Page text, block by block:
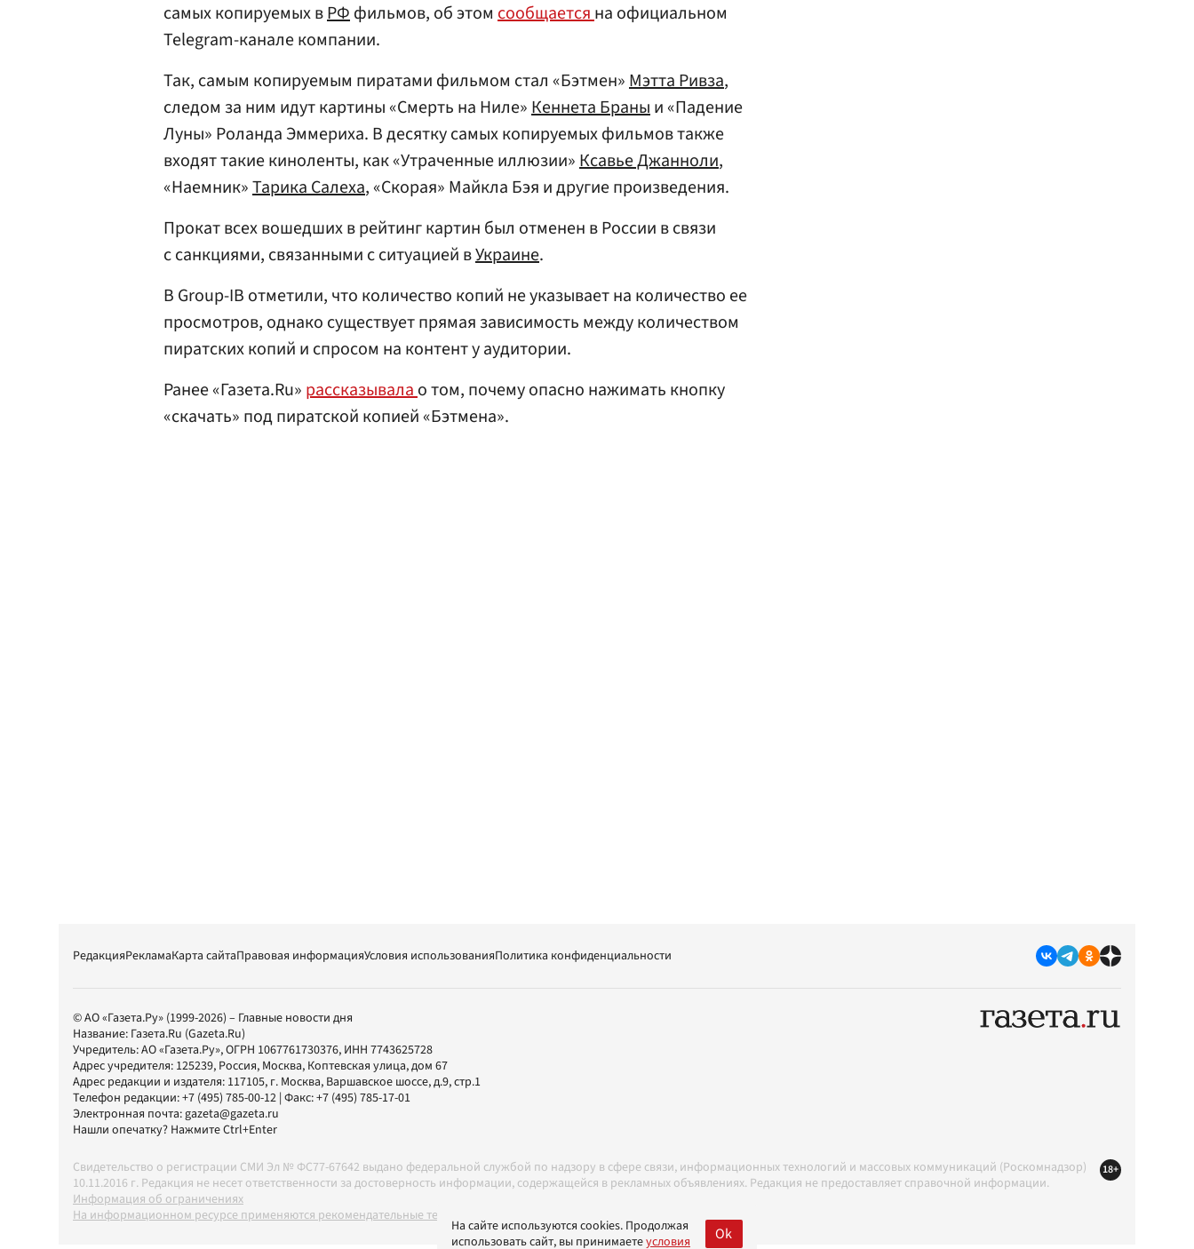
самых копируемых вРФфильмов, об этом сообщаетсяна официальном
Telegram-канале компании.
Так, самым копируемым пиратами фильмом стал «Бэтмен»Мэтта Ривза,
следом за ним идут картины «Смерть на Ниле»Кеннета Браныи «Падение
Луны» Роланда Эммериха. В десятку самых копируемых фильмов также
входят такие киноленты, как «Утраченные иллюзии»Ксавье Джанноли,
«Наемник»Тарика Салеха, «Скорая» Майкла Бэя и другие произведения.
Прокат всех вошедших в рейтинг картин был отменен в России в связи
с санкциями, связанными с ситуацией вУкраине.
В Group-IB отметили, что количество копий не указывает на количество ее
просмотров, однако существует прямая зависимость между количеством
пиратских копий и спросом на контент у аудитории.
Ранее «Газета.Ru» рассказывалао том, почему опасно нажимать кнопку
«скачать» под пиратской копией «Бэтмена».
РедакцияРекламаКарта сайтаПравовая информацияУсловия использованияПолитика конфиденциальности
© АО «Газета.Ру» (1999-2026) – Главные новости дня
Название: Газета.Ru (Gazeta.Ru)
Учредитель:АО «Газета.Ру», ОГРН 1067761730376, ИНН 7743625728
Адрес учредителя: 125239, Россия, Москва, Коптевская улица, дом 67
Адрес редакции и издателя: 117105, г. Москва, Варшавское шоссе, д.9, стр.1
Телефон редакции:+7 (495) 785-00-12 | Факс:+7 (495) 785-17-01
Электронная почта:gazeta@gazeta.ru
Нашли опечатку? Нажмите Ctrl+Enter
Свидетельство о регистрации СМИ Эл № ФС77-67642 выдано федеральной службой по надзору в сфере связи, информационных технологий и массовых коммуникаций (Роскомнадзор)
10.11.2016 г. Редакция не несет ответственности за достоверность информации, содержащейся в рекламных объявлениях. Редакция не предоставляет справочной информации.
Информация об ограничениях
На информационном ресурсе применяются рекомендательные технологии в соответствии с Правилами
18+
На сайте используются cookies. Продолжая
использовать сайт, вы принимаетеусловия Ok